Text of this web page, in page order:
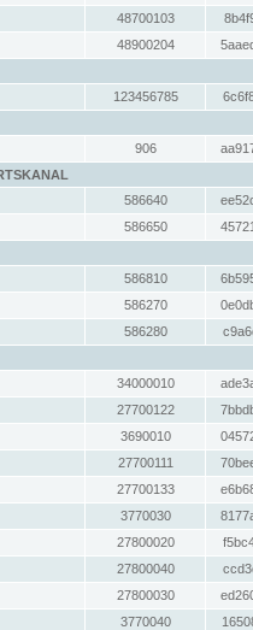
48700103
48900204
123456785
906
586640
586650
586810
586270
586280
34000010
27700122
3690010
27700111
27700133
3770030
27800020
27800040
27800030
3770040